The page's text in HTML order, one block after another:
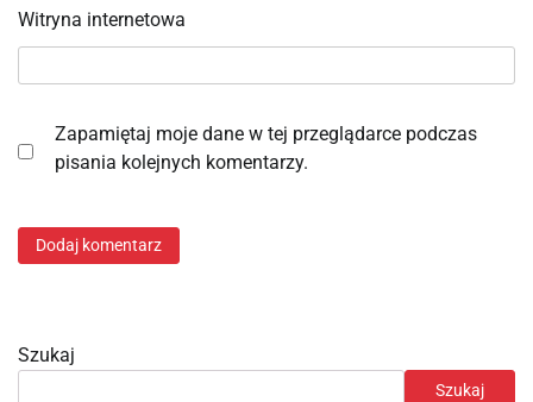
Witryna internetowa
Zapamiętaj moje dane w tej przeglądarce podczas
pisania kolejnych komentarzy.
Szukaj
Szukaj